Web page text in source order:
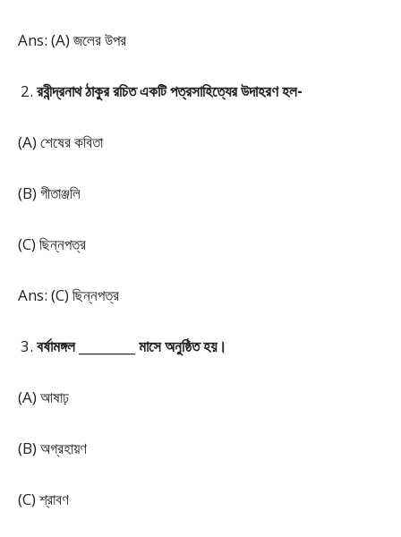
Ans: (A) জলের উপর
রবীন্দ্রনাথ ঠাকুর রচিত একটি পত্রসাহিত্যের উদাহরণ হল-
(A) শেষের কবিতা
(B) গীতাঞ্জলি
(C) ছিন্নপত্র
Ans: (C) ছিন্নপত্র
বর্ষামঙ্গল _________ মাসে অনুষ্ঠিত হয়।
(A) আষাঢ়
(B) অগ্রহায়ণ
(C) শ্রাবণ